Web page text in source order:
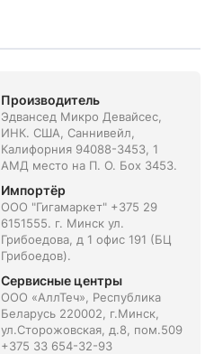
Производитель
Эдвансед Микро Девайсес,
ИНК. США, Саннивейл,
Калифорния 94088-3453, 1
АМД место на П. О. Боx 3453.
Импортёр
ООО "Гигамаркет" +375 29
6151555. г. Минск ул.
Грибоедова, д 1 офис 191 (БЦ
Грибоедов).
Сервисные центры
ООО «АллТеч», Республика
Беларусь 220002, г.Минск,
ул.Сторожовская, д.8, пом.509
+375 33 654-32-93